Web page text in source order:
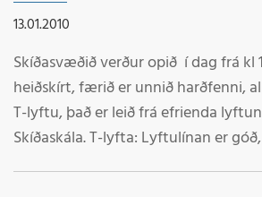
13.01.2010
Skíðasvæðið verður opið í dag frá kl
heiðskírt, færið er unnið harðfenni,
T-lyftu, það er leið frá efrienda
Skíðaskála. T-lyfta: Lyftulínan er